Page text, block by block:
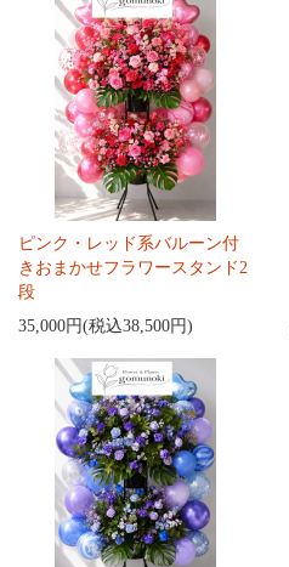
ピンク・レッド系バルーン付
きおまかせフラワースタンド2
段
35,000円(税込38,500円)